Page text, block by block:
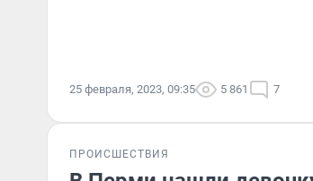
25 февраля, 2023, 09:35 5 861 7
ПРОИСШЕСТВИЯ